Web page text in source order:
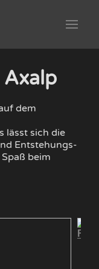
dem
lässt sich die
Entstehungs-
beim